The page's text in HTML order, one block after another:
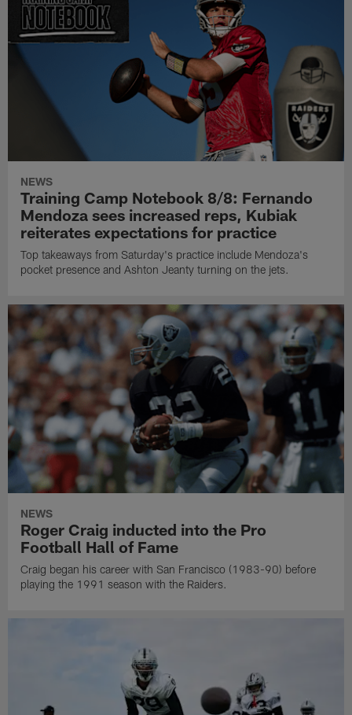
NEWS
Training Camp Notebook 8/8: Fernando
Mendoza sees increased reps, Kubiak
reiterates expectations for practice
Top takeaways from Saturday's practice include Mendoza's
pocket presence and Ashton Jeanty turning on the jets.
NEWS
Roger Craig inducted into the Pro
Football Hall of Fame
Craig began his career with San Francisco (1983-90) before
playing the 1991 season with the Raiders.